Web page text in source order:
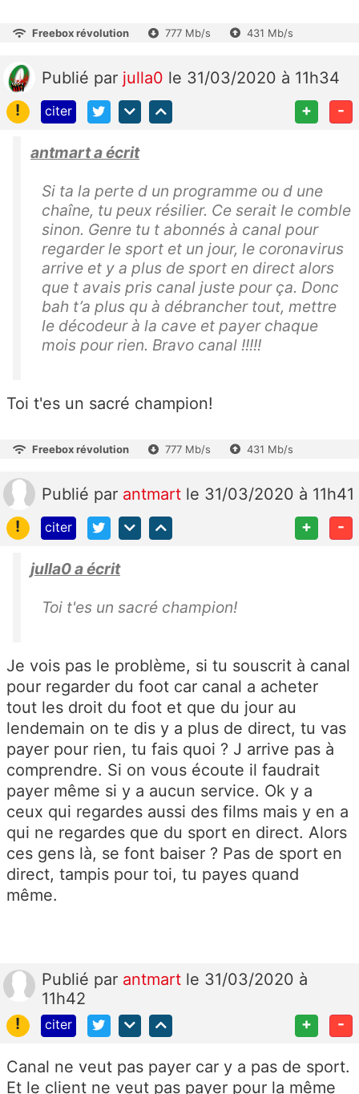
Freebox révolution 777 Mb/s 431 Mb/s
Publié par julla0 le 31/03/2020 à 11h34
!
citer + -
antmart a écrit
Si ta la perte d un programme ou d une
chaîne, tu peux résilier. Ce serait le comble
sinon. Genre tu t abonnés à canal pour
regarder le sport et un jour, le coronavirus
arrive et y a plus de sport en direct alors
que t avais pris canal juste pour ça. Donc
bah t’a plus qu à débrancher tout, mettre
le décodeur à la cave et payer chaque
mois pour rien. Bravo canal !!!!!
Toi t'es un sacré champion!
Freebox révolution 777 Mb/s 431 Mb/s
Publié par antmart le 31/03/2020 à 11h41
!
citer + -
julla0 a écrit
Toi t'es un sacré champion!
Je vois pas le problème, si tu souscrit à canal
pour regarder du foot car canal a acheter
tout les droit du foot et que du jour au
lendemain on te dis y a plus de direct, tu vas
payer pour rien, tu fais quoi ? J arrive pas à
comprendre. Si on vous écoute il faudrait
payer même si y a aucun service. Ok y a
ceux qui regardes aussi des films mais y en a
qui ne regardes que du sport en direct. Alors
ces gens là, se font baiser ? Pas de sport en
direct, tampis pour toi, tu payes quand
même.
Publié par antmart le 31/03/2020 à
11h42
!
citer + -
Canal ne veut pas payer car y a pas de sport.
Et le client ne veut pas payer pour la même